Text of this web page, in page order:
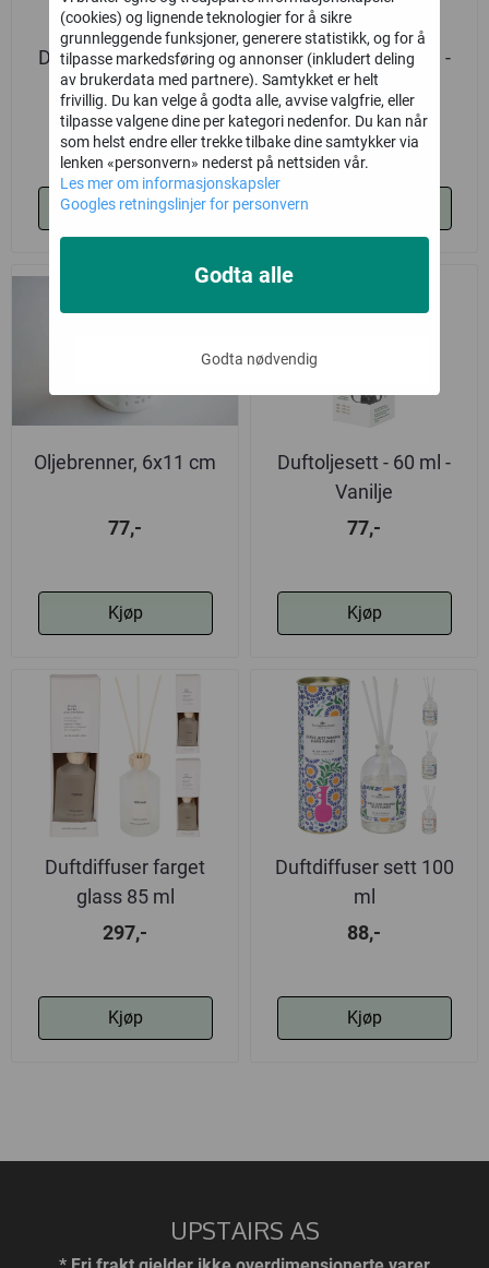
Duftoljesett - 60 ml -
Lavendel
77,-
Kjøp
Duftoljesett - 60 ml -
Fresh cotton
77,-
Oljebrenner, 6x11 cm
77,-
Kjøp
Duftoljesett - 60 ml -
Vanilje
77,-
Kjøp
Duftdiffuser farget
glass 85 ml
297,-
Kjøp
Duftdiffuser sett 100
ml
88,-
Kjøp
UPSTAIRS AS
(cookies) og lignende teknologier for å sikre
grunnleggende funksjoner, generere statistikk, og for å
tilpasse markedsføring og annonser (inkludert deling
av brukerdata med partnere). Samtykket er helt
frivillig. Du kan velge å godta alle, avvise valgfrie, eller
tilpasse valgene dine per kategori nedenfor. Du kan når
som helst endre eller trekke tilbake dine samtykker via
lenken «personvern» nederst på nettsiden vår.
Les mer om informasjonskapsler
Googles retningslinjer for personvern
Godta nødvendig
Godta alle